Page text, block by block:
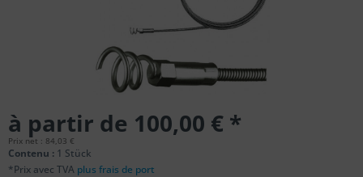
à partir de 100,00 € *
Prix net : 84,03 €
Contenu : 1 Stück
*Prix avec TVA plus frais de port